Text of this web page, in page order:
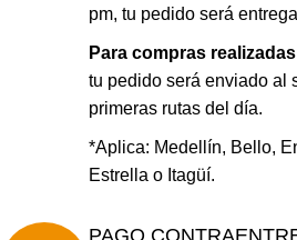
pm, tu pedido será
Para compras
tu pedido será enviado al
primeras rutas del día.
*Aplica: Medellín, Bello,
Estrella o Itagüí.
PAGO